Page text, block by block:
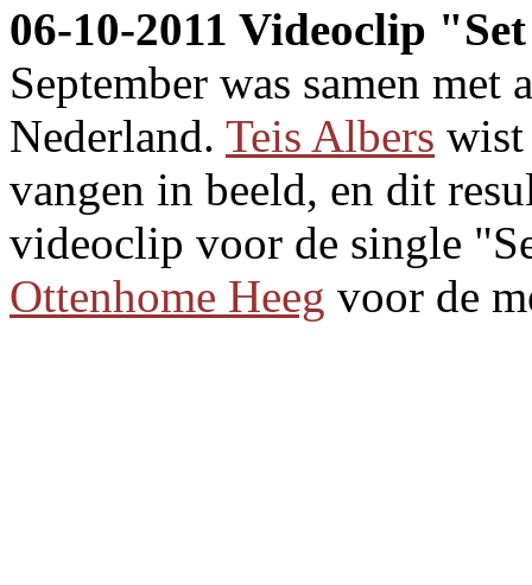
06-10-2011 Videoclip
September was samen
Nederland. Teis Albers wist
vangen in beeld, en dit
videoclip voor de single
Ottenhome Heeg voor de